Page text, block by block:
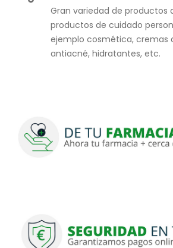
Gran variedad de productos
productos de cuidado
ejemplo cosmética, cremas
antiacné, hidratantes, etc.